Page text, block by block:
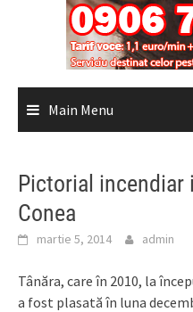
Main Menu
Pictorial incendiar
Conea
martie 5, 2014 admin
Tânăra, care în 2010, la
a fost plasată în luna